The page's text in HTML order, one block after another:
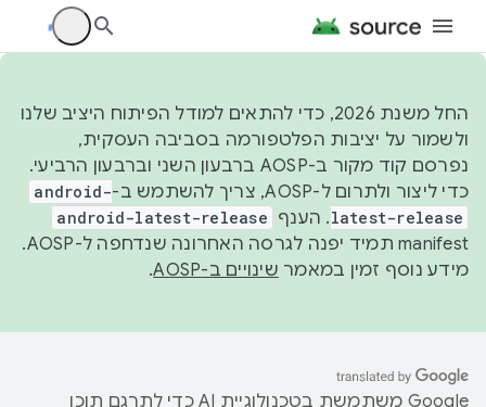
החל משנת 2026, כדי להתאים למודל הפיתוח היציב שלנו
ולשמור על יציבות הפלטפורמה בסביבה העסקית,
נפרסם קוד מקור ב-AOSP ברבעון השני וברבעון הרביעי.
כדי ליצור ולתרום ל-AOSP, צריך להשתמש ב-
android-
latest-release. הענף android-latest-release
manifest תמיד יפנה לגרסה האחרונה שנדחפה ל-AOSP.
מידע נוסף זמין במאמר שינויים ב-AOSP .
‫Google משתמשת בטכנולוגיית AI כדי לתרגם תוכן